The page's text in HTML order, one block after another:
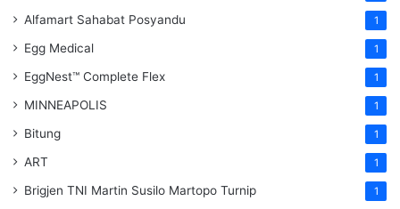
Alfamart Sahabat Posyandu 1
Egg Medical 1
EggNest™ Complete Flex 1
MINNEAPOLIS 1
Bitung 1
ART 1
Brigjen TNI Martin Susilo Martopo Turnip 1